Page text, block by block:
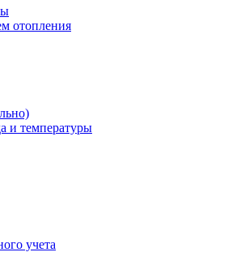
отопления
и температуры
учета